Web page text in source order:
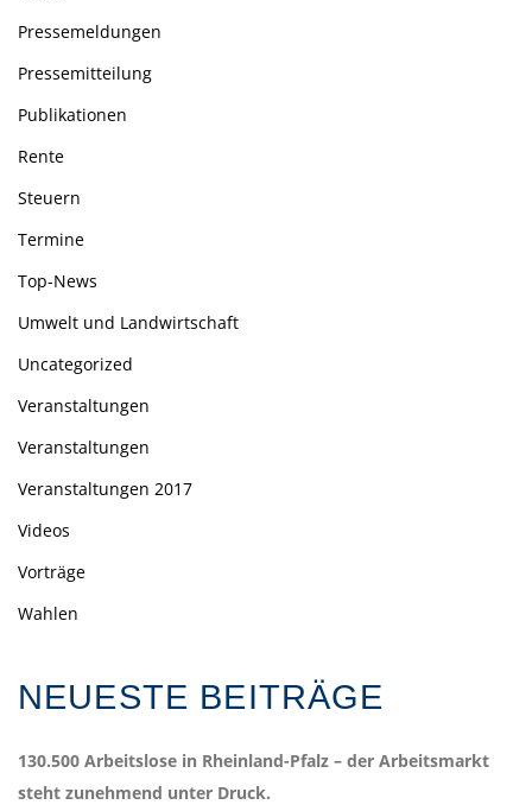
Pressemeldungen
Pressemitteilung
Publikationen
Rente
Steuern
Termine
Top-News
Umwelt und Landwirtschaft
Uncategorized
Veranstaltungen
Veranstaltungen
Veranstaltungen 2017
Videos
Vorträge
Wahlen
NEUESTE BEITRÄGE
130.500 Arbeitslose in Rheinland-Pfalz – der Arbeitsmarkt
steht zunehmend unter Druck.